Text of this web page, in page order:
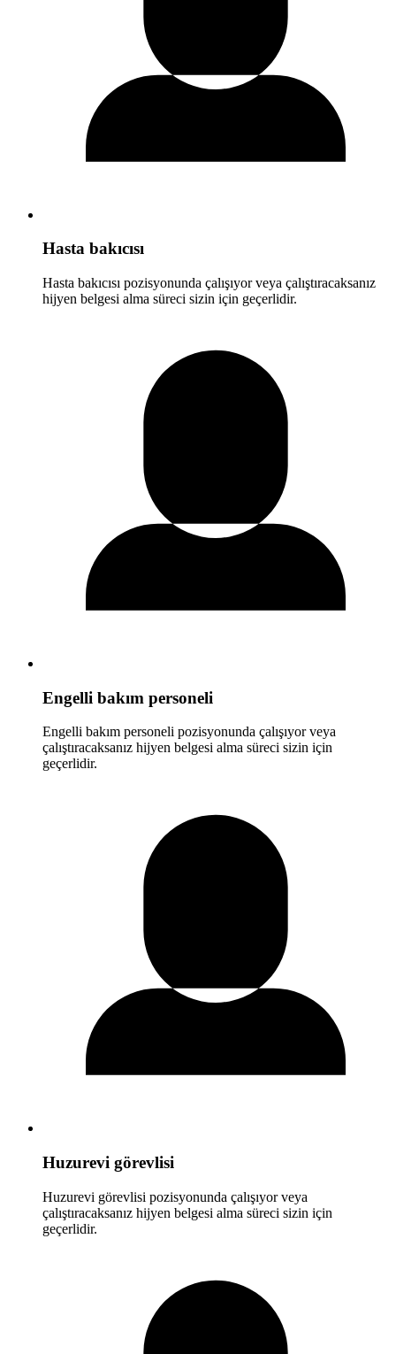
Hasta bakıcısı
Hasta bakıcısı pozisyonunda çalışıyor veya çalıştıracaksanız
hijyen belgesi alma süreci sizin için geçerlidir.
Engelli bakım personeli
Engelli bakım personeli pozisyonunda çalışıyor veya
çalıştıracaksanız hijyen belgesi alma süreci sizin için
geçerlidir.
Huzurevi görevlisi
Huzurevi görevlisi pozisyonunda çalışıyor veya
çalıştıracaksanız hijyen belgesi alma süreci sizin için
geçerlidir.